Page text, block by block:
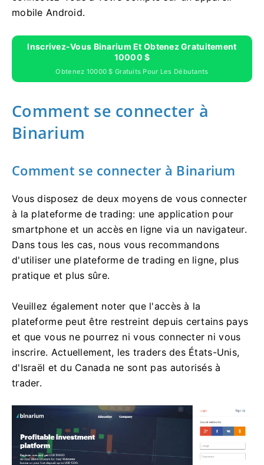
mobile Android.
Inscrivez-Vous Binarium Et Obtenez Gratuitement
10000 $
Obtenez 10000 $ Gratuits Pour Les Débutants
Comment se connecter à
Binarium
Comment se connecter à Binarium
Vous disposez de deux moyens de vous connecter
à la plateforme de trading: une application pour
smartphone et un accès en ligne via un navigateur.
Dans tous les cas, nous vous recommandons
d'utiliser une plateforme de trading en ligne, plus
pratique et plus sûre.
Veuillez également noter que l'accès à la
plateforme peut être restreint depuis certains pays
et que vous ne pourrez ni vous connecter ni vous
inscrire. Actuellement, les traders des États-Unis,
d'Israël et du Canada ne sont pas autorisés à
trader.